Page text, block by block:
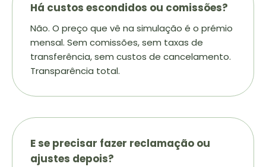
Há custos escondidos ou comissões?
Não. O preço que vê na simulação é o prémio
mensal. Sem comissões, sem taxas de
transferência, sem custos de cancelamento.
Transparência total.
E se precisar fazer reclamação ou
ajustes depois?